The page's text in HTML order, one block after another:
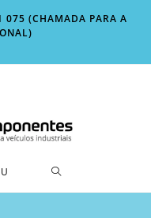
075 (CHAMADA PARA A